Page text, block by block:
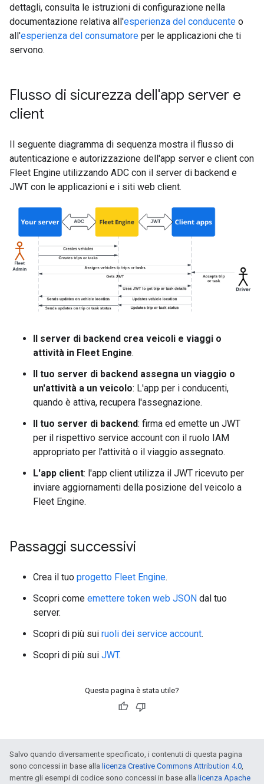
dettagli, consulta le istruzioni di configurazione nella
documentazione relativa all'esperienza del conducente o
all'esperienza del consumatore per le applicazioni che ti
servono.
Flusso di sicurezza dell'app server e
client
Il seguente diagramma di sequenza mostra il flusso di
autenticazione e autorizzazione dell'app server e client con
Fleet Engine utilizzando ADC con il server di backend e
JWT con le applicazioni e i siti web client.
Il server di backend crea veicoli e viaggi o
attività in Fleet Engine.
Il tuo server di backend assegna un viaggio o
un'attività a un veicolo: L'app per i conducenti,
quando è attiva, recupera l'assegnazione.
Il tuo server di backend: firma ed emette un JWT
per il rispettivo service account con il ruolo IAM
appropriato per l'attività o il viaggio assegnato.
L'app client: l'app client utilizza il JWT ricevuto per
inviare aggiornamenti della posizione del veicolo a
Fleet Engine.
Passaggi successivi
Crea il tuo progetto Fleet Engine.
Scopri come emettere token web JSON dal tuo
server.
Scopri di più sui ruoli dei service account.
Scopri di più sui JWT.
Questa pagina è stata utile?
Salvo quando diversamente specificato, i contenuti di questa pagina
sono concessi in base alla licenza Creative Commons Attribution 4.0
mentre gli esempi di codice sono concessi in base alla licenza Apache